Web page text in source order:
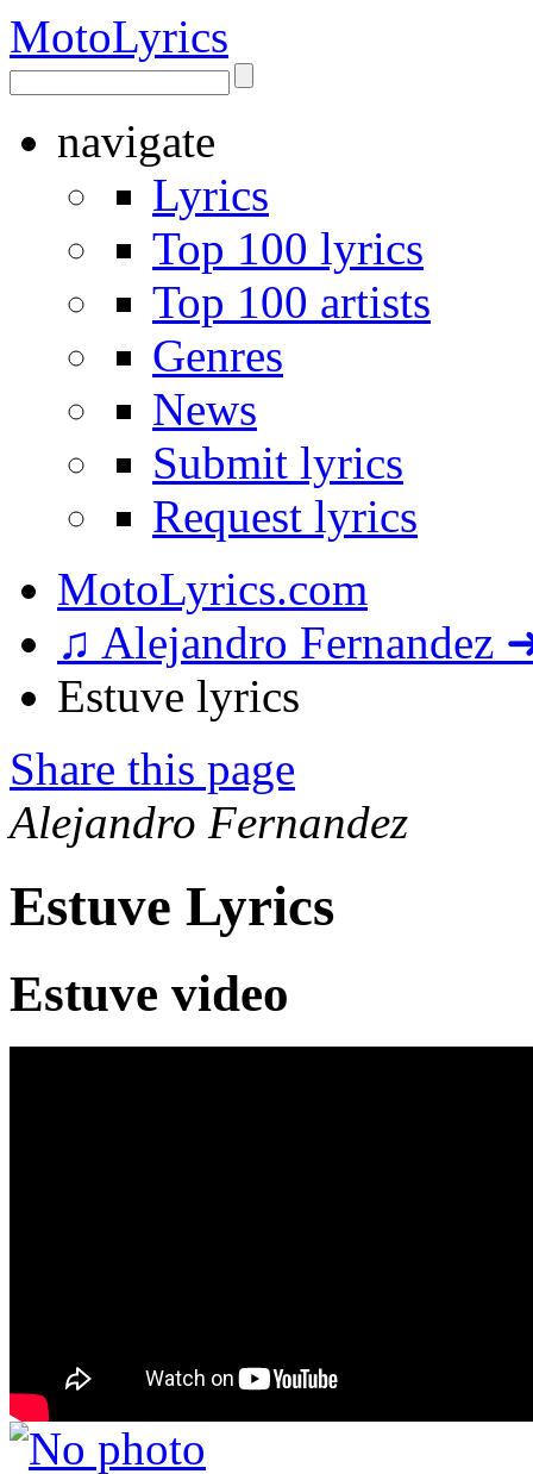
MotoLyrics
navigate
Lyrics
Top 100 lyrics
Top 100 artists
Genres
News
Submit lyrics
Request lyrics
MotoLyrics.com
♫ Alejandro Fernandez
Estuve lyrics
Share this page
Alejandro Fernandez
Estuve Lyrics
Estuve video